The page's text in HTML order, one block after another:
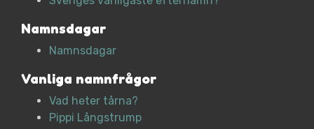
Namnsdagar
Namnsdagar
Vanliga namnfrågor
Vad heter tårna?
Pippi Långstrump